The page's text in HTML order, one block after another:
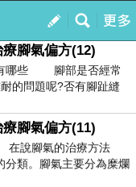
我的
訂閱
腳氣偏方(12)
哪些 腳部是否經常
的問題呢?否有腳趾縫
腳氣偏方(11)
說腳氣的治療方法
分類。腳氣主要分為糜爛